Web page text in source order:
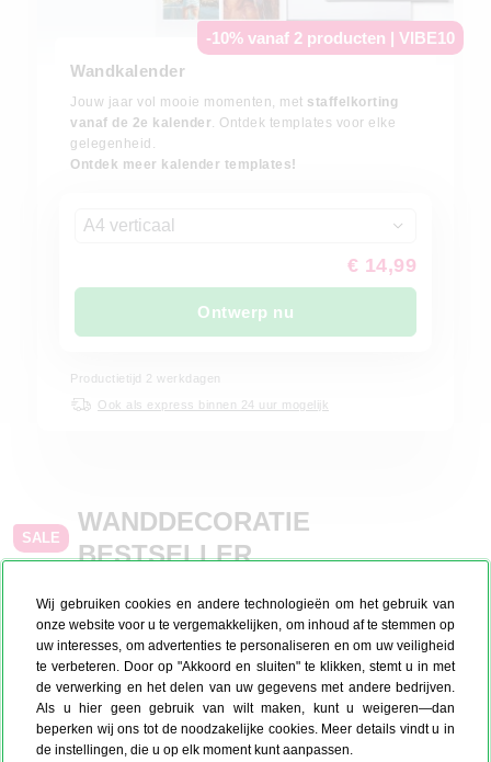
Wij gebruiken cookies en andere technologieën om het gebruik van
onze website voor u te vergemakkelijken, om inhoud af te stemmen op
uw interesses, om advertenties te personaliseren en om uw veiligheid
te verbeteren. Door op "Akkoord en sluiten" te klikken, stemt u in met
de verwerking en het delen van uw gegevens met andere bedrijven.
Als u hier geen gebruik van wilt maken, kunt u weigeren—dan
beperken wij ons tot de noodzakelijke cookies. Meer details vindt u in
de instellingen, die u op elk moment kunt aanpassen.
-10% vanaf 2 producten | VIBE10
Wandkalender
Jouw jaar vol mooie momenten, met staffelkorting
vanaf de 2e kalender. Ontdek templates voor elke
gelegenheid.
Ontdek meer kalender templates!
A4 verticaal
€ 14,99
Ontwerp nu
Productietijd 2 werkdagen
Ook als express binnen 24 uur mogelijk
SALE
WANDDECORATIE
BESTSELLER